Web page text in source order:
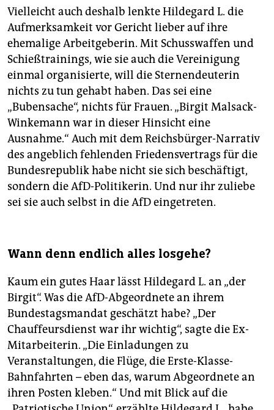
Vielleicht auch deshalb lenkte Hildegard L. die
Aufmerksamkeit vor Gericht lieber auf ihre
ehemalige Arbeitgeberin. Mit Schusswaffen und
Schießtrainings, wie sie auch die Vereinigung
einmal organisierte, will die Sternendeuterin
nichts zu tun gehabt haben. Das sei eine
„Bubensache“, nichts für Frauen. „Birgit Malsack-
Winkemann war in dieser Hinsicht eine
Ausnahme.“ Auch mit dem Reichsbürger-Narrativ
des angeblich fehlenden Friedensvertrags für die
Bundesrepublik habe nicht sie sich beschäftigt,
sondern die AfD-Politikerin. Und nur ihr zuliebe
sei sie auch selbst in die AfD eingetreten.
Wann denn endlich alles losgehe?
Kaum ein gutes Haar lässt Hildegard L. an „der
Birgit“. Was die AfD-Abgeordnete an ihrem
Bundestagsmandat geschätzt habe? „Der
Chauffeursdienst war ihr wichtig“, sagte die Ex-
Mitarbeiterin. „Die Einladungen zu
Veranstaltungen, die Flüge, die Erste-Klasse-
Bahnfahrten – eben das, warum Abgeordnete an
ihren Posten kleben.“ Und mit Blick auf die